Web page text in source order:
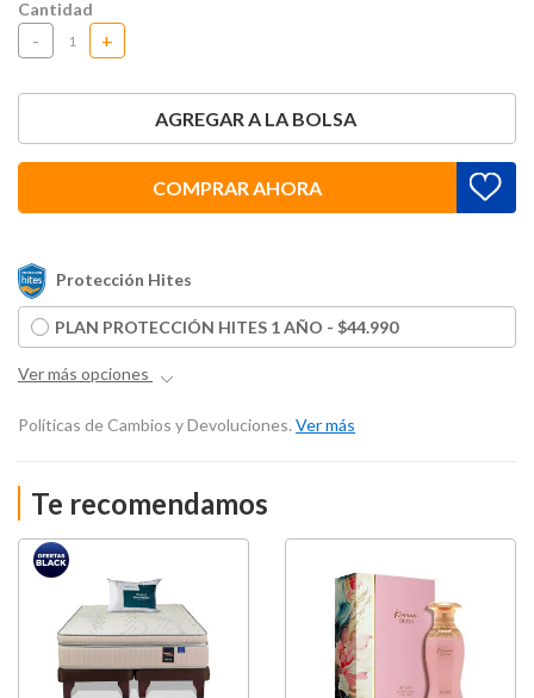
Cantidad
- +
AGREGAR A LA BOLSA
COMPRAR AHORA
Protección Hites
PLAN PROTECCIÓN HITES 1 AÑO - $44.990
Ver más opciones
Políticas de Cambios y Devoluciones. Ver más
Te recomendamos